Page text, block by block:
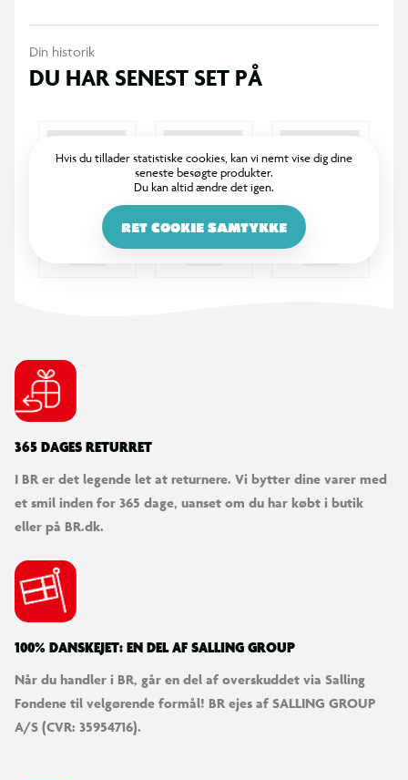
Din historik
DU HAR SENEST SET PÅ
Hvis du tillader statistiske cookies, kan vi nemt vise dig dine
seneste besøgte produkter.
Du kan altid ændre det igen.
RET COOKIE SAMTYKKE
365 DAGES RETURRET
I BR er det legende let at returnere. Vi bytter dine varer med
et smil inden for 365 dage, uanset om du har købt i butik
eller på BR.dk.
100% DANSKEJET: EN DEL AF SALLING GROUP
Når du handler i BR, går en del af overskuddet via Salling
Fondene til velgørende formål! BR ejes af SALLING GROUP
A/S (CVR: 35954716).